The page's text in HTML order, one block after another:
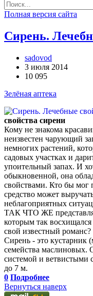
Полная версия сайта
Сирень.
sadovod
3 июля 2014
10 095
Зелёная аптека
свойства сирени
Кому не знакома
неизвестен чарующий
немногих растений,
садовых участках и
упоительный запах. И
обыкновенной, она
свойствами. Кто бы мог
средство может
неблагоприятных
ТАК ЧТО ЖЕ
которым так
свой известный романс?
Сирень - это кустарник
семейства маслиновых.
системой и ветвистыми
до 7 м.
0 Подробнее
Вернуться наверх